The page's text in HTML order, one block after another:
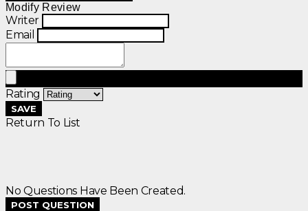
Modify Review
Writer
Email
Rating
SAVE
Return To List
No Questions Have Been Created.
POST QUESTION